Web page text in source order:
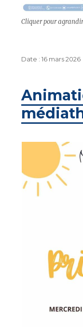
Cliquer pour agrandir
Publié
16 mars 2026